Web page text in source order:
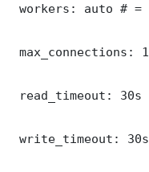
workers: auto # =
max_connections:
read_timeout: 30s
write_timeout: 30s